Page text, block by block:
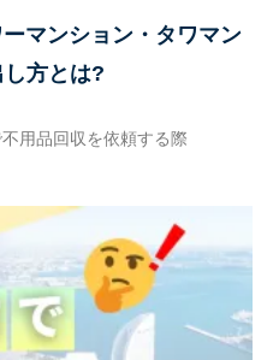
マンション・タワマン
方とは?
用品回収を依頼する際